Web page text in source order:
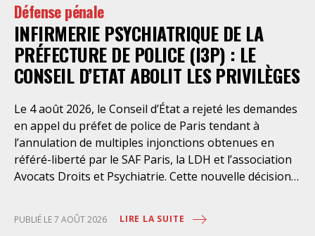
Défense pénale
INFIRMERIE PSYCHIATRIQUE DE LA
PRÉFECTURE DE POLICE (I3P) : LE
CONSEIL D’ETAT ABOLIT LES PRIVILÈGES
Le 4 août 2026, le Conseil d’État a rejeté les demandes
en appel du préfet de police de Paris tendant à
l’annulation de multiples injonctions obtenues en
référé-liberté par le SAF Paris, la LDH et l’association
Avocats Droits et Psychiatrie. Cette nouvelle décision
personnes retenues à l’infirmerie psychiatrique de la
préfecture de police de Paris. Près d’ici mais loin des
PUBLIÉ LE 7 AOÛT 2026 LIRE LA SUITE